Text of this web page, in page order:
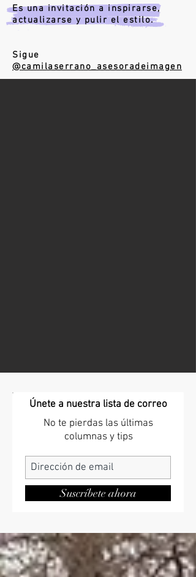
Es una invitación a inspirarse,
actualizarse y pulir el estilo.
Sigue
@camilaserrano_asesoradeimagen
Únete a nuestra lista de correo
No te pierdas las últimas
columnas y tips
Suscríbete ahora